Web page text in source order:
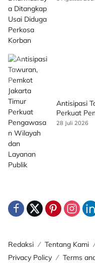
Antisipasi
Perkuat
Publik
28 Juli 2026
Redaksi Tentang Kami
Privacy Policy
Terms